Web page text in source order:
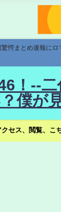
愕まとめ速報に
！--
僕が
セス、閲覧、こ